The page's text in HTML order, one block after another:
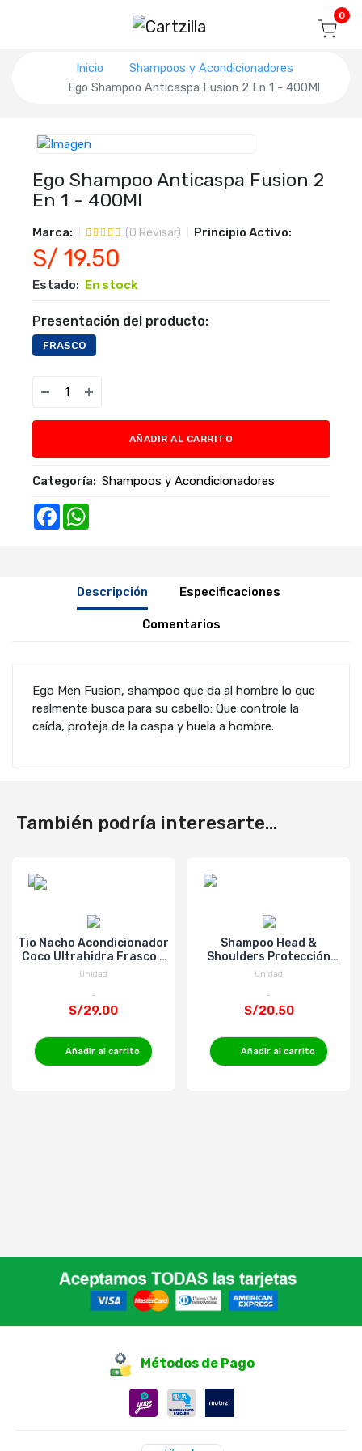
Seguir mi pedido 0
Inicio
Shampoos y Acondicionadores
Ego Shampoo Anticaspa Fusion 2 En 1 - 400Ml
Ego Shampoo Anticaspa Fusion 2
En 1 - 400Ml
Marca: (0 Revisar) Principio Activo:
S/ 19.50
Estado: En stock
Presentación del producto:
FRASCO
AÑADIR AL CARRITO
Categoría: Shampoos y Acondicionadores
Facebook
Descripción Especificaciones
Comentarios
Ego Men Fusion, shampoo que da al hombre lo que
realmente busca para su cabello: Que controle la
caída, proteja de la caspa y huela a hombre.
También podría interesarte...
Tio Nacho Acondicionador
Coco Ultrahidra Frasco -
415 ml
Unidad
S/29.00
Añadir al carrito
Shampoo Head &
Shoulders Protección
Caída - Frasco 375 Ml
Unidad
S/20.50
Añadir al carrito
Métodos de Pago